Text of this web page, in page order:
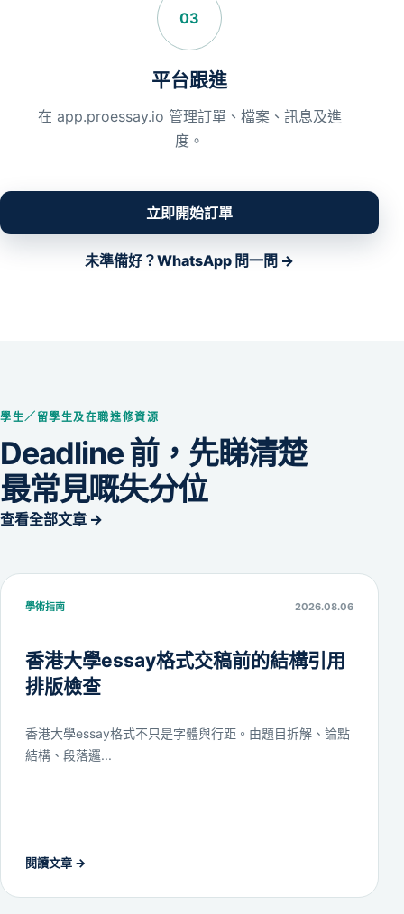
03
平台跟進
在 app.proessay.io 管理訂單、檔案、訊息及進
度。
立即開始訂單
未準備好？WhatsApp 問一問 →
學生／留學生及在職進修資源
Deadline 前，先睇清楚
最常見嘅失分位
查看全部文章 →
學術指南 2026.08.06
香港大學essay格式交稿前的結構引用
排版檢查
香港大學essay格式不只是字體與行距。由題目拆解、論點
結構、段落邏...
閱讀文章 →